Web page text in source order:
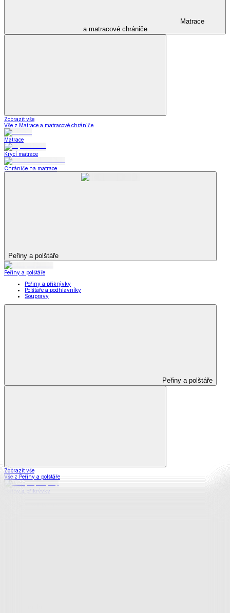
Matrace
a matracové chrániče
Zobrazit vše
Vše z Matrace a matracové chrániče
Matrace
Krycí matrace
Chrániče na matrace
Peřiny a polštáře
Peřiny a polštáře
Peřiny a přikrývky
Polštáře a podhlavníky
Soupravy
Peřiny a polštáře
Zobrazit vše
Vše z Peřiny a polštáře
Peřiny a přikrývky